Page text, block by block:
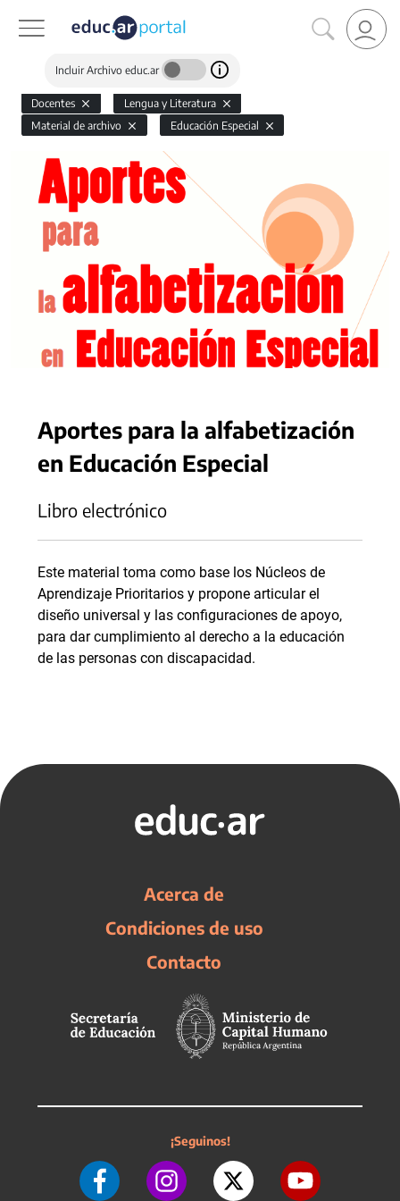
Incluir Archivo educ.ar
Docentes
Lengua y Literatura
Material de archivo
Educación Especial
Aportes para la alfabetización
en Educación Especial
Libro electrónico
Este material toma como base los Núcleos de
Aprendizaje Prioritarios y propone articular el
diseño universal y las configuraciones de apoyo,
para dar cumplimiento al derecho a la educación
de las personas con discapacidad.
Acerca de
Condiciones de uso
Contacto
¡Seguinos!